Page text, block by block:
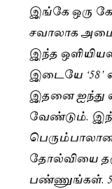
இங்கே ஒரு
சவாலாக
இந்த
இடையே
இதனை ஐந்து
வேண்டும்.
தோல்வியை
பண்ணுங்கள். 5